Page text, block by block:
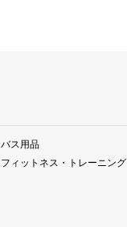
バス用品
フィットネス・トレーニング